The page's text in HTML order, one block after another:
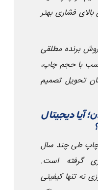
فشاری بهتر
برنده مطلقی
با حجم چاپ،
تحویل تصمیم
آیا دیجیتال
طی چند سال
گرفته است.
نه تنها کیفیتی